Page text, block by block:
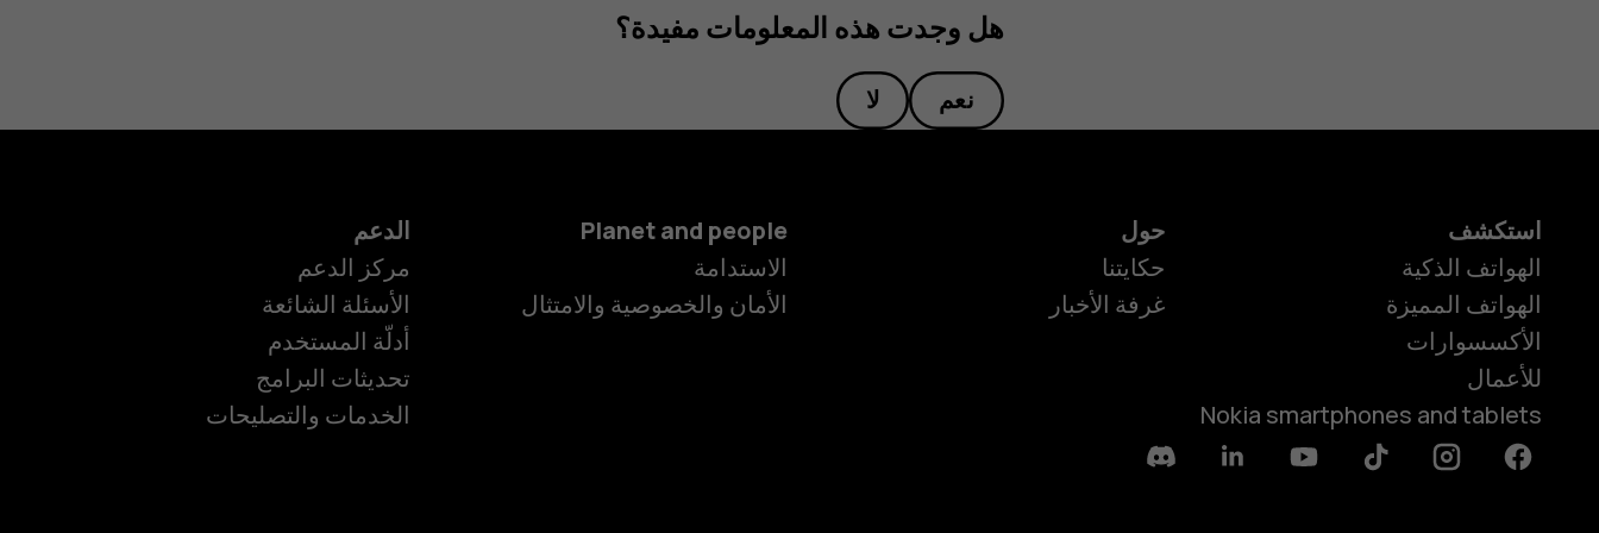
الهواتف الذكية
هل وجدت هذه المعلومات مفيدة؟
نعم لا
استكشف
الهواتف الذكية
الهواتف المميزة
الأكسسوارات
للأعمال
Nokia smartphones and tablets
حول
حكايتنا
غرفة الأخبار
Planet and people
الاستدامة
الأمان والخصوصية والامتثال
الدعم
مركز الدعم
الأسئلة الشائعة
أدلّة المستخدم
تحديثات البرامج
الخدمات والتصليحات
Facebook
Instagram
Tiktok
Youtube
Linkedin
Discord